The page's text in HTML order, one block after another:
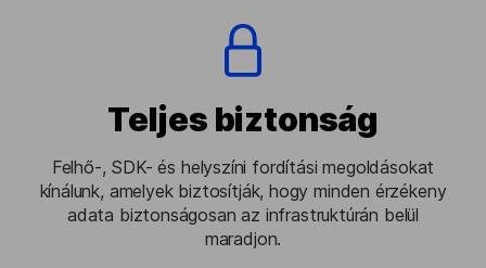
Teljes biztonság
Felhő-, SDK- és helyszíni fordítási megoldásokat
kínálunk, amelyek biztosítják, hogy minden érzékeny
adata biztonságosan az infrastruktúrán belül
maradjon.